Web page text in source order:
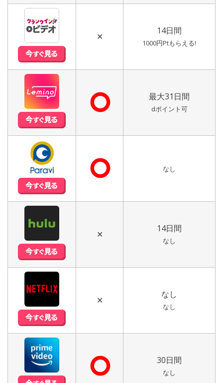
✕
14日間
1000円Ptもらえる!
⭘ 最大31日間
dポイント可
⭘ なし
✕
14日間
なし
✕
なし
なし
⭘ 30日間
なし